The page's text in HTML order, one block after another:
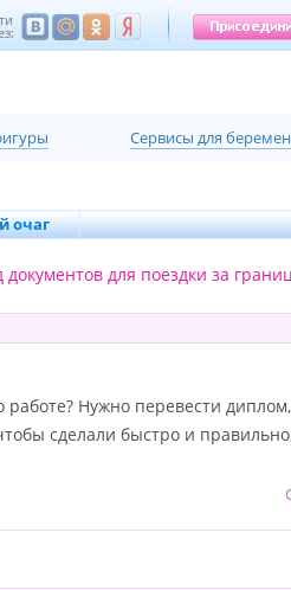
Cервисы для
очаг
документов для поездки за
Нужно перевести
сделали быстро и